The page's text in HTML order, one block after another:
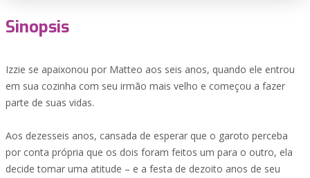
Sinopsis
Izzie se apaixonou por Matteo aos seis anos, quando ele entrou
em sua cozinha com seu irmão mais velho e começou a fazer
parte de suas vidas.
Aos dezesseis anos, cansada de esperar que o garoto perceba
por conta própria que os dois foram feitos um para o outro, ela
decide tomar uma atitude – e a festa de dezoito anos de seu